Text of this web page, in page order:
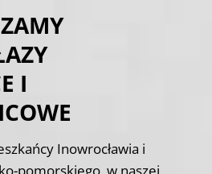
I
Inowrocławia i